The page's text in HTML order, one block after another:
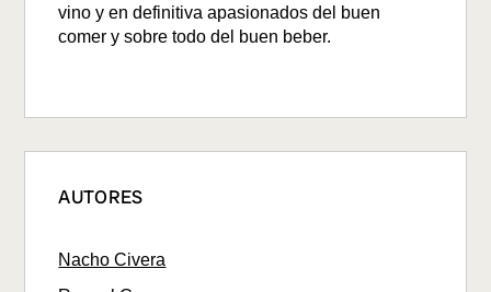
vino y en definitiva apasionados del buen
comer y sobre todo del buen beber.
AUTORES
Nacho Civera